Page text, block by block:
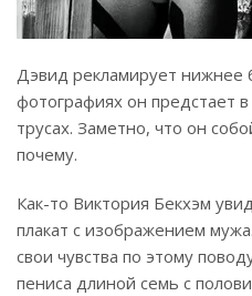
Дэвид рекламирует нижнее
фотографиях он предстает
трусах. Заметно, что он
почему.
Как-то Виктория Бекхэм
плакат с изображением
свои чувства по этому
пениса длиной семь с